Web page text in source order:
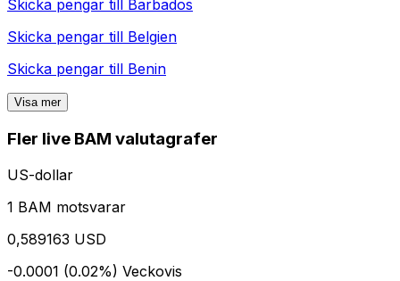
Skicka pengar till
Barbados
Skicka pengar till Belgien
Skicka pengar till Benin
Visa mer
Fler live BAM valutagrafer
US-dollar
1 BAM motsvarar
0,589163 USD
-0.0001 (0.02%) Veckovis